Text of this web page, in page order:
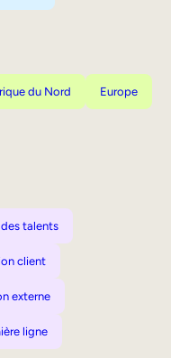
du Nord Europe
talents
client
externe
ligne